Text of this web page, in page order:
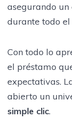
asegurando
durante todo el
Con todo lo
el préstamo
expectativas.
abierto un
simple clic.